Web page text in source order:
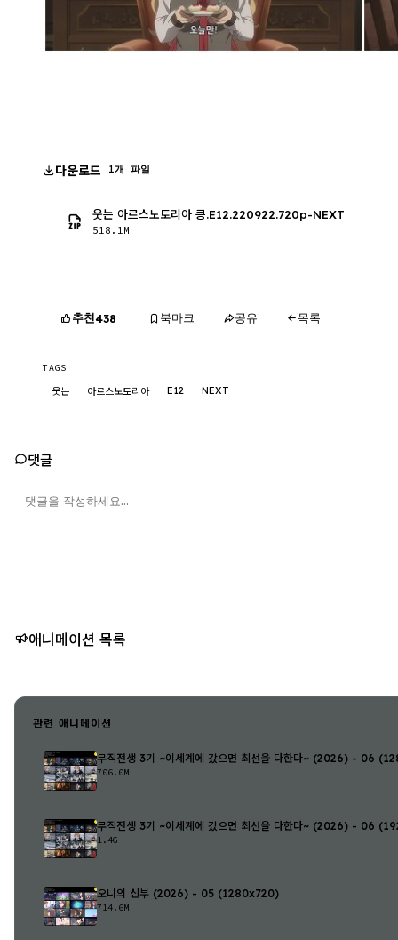
다운로드 1개 파일
웃는 아르스노토리아 킁.E12.220922.720p-NEXT
518.1M
추천438 북마크 공유 목록
TAGS
웃는 아르스노토리아 E12 NEXT
댓글
애니메이션 목록
관련 애니메이션
무직전생 3기 ~이세계에 갔으면 최선을 다한다~ (2026) - 06
706.0M
무직전생 3기 ~이세계에 갔으면 최선을 다한다~ (2026) - 06
1.4G
오니의 신부 (2026) - 05 (1280x720)
714.6M